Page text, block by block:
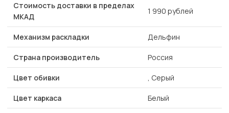
Стоимость доставки в пределах
МКАД
1 990 рублей
Механизм раскладки Дельфин
Страна производитель Россия
Цвет обивки , Серый
Цвет каркаса Белый